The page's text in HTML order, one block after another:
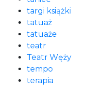
targi książki
tatuaż
tatuaże
teatr
Teatr Węży
tempo
terapia